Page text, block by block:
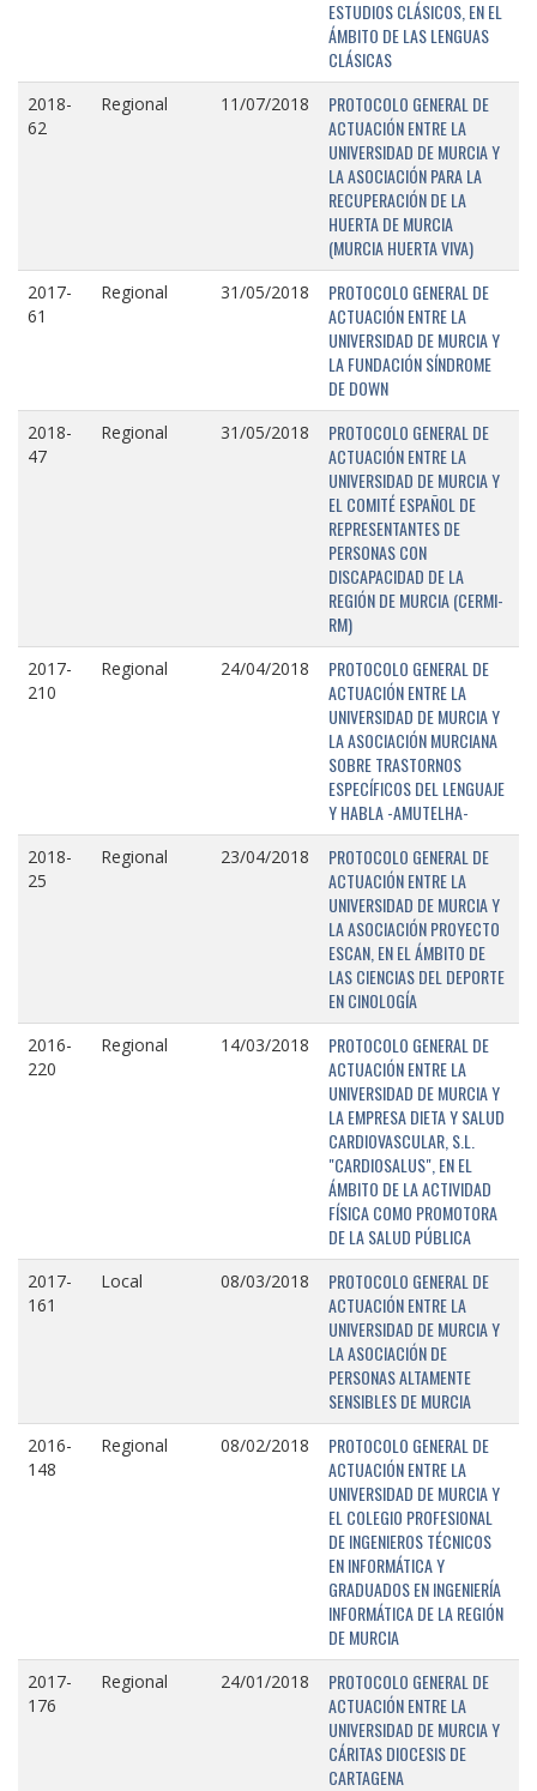
ESTUDIOS CLÁSICOS, EN EL
ÁMBITO DE LAS LENGUAS
CLÁSICAS
2018-
62
Regional 11/07/2018
PROTOCOLO GENERAL DE
ACTUACIÓN ENTRE LA
UNIVERSIDAD DE MURCIA Y
LA ASOCIACIÓN PARA LA
RECUPERACIÓN DE LA
HUERTA DE MURCIA
(MURCIA HUERTA VIVA)
2017-
61
Regional 31/05/2018
PROTOCOLO GENERAL DE
ACTUACIÓN ENTRE LA
UNIVERSIDAD DE MURCIA Y
LA FUNDACIÓN SÍNDROME
DE DOWN
2018-
47
Regional 31/05/2018
PROTOCOLO GENERAL DE
ACTUACIÓN ENTRE LA
UNIVERSIDAD DE MURCIA Y
EL COMITÉ ESPAÑOL DE
REPRESENTANTES DE
PERSONAS CON
DISCAPACIDAD DE LA
REGIÓN DE MURCIA (CERMI-
RM)
2017-
210
Regional 24/04/2018
PROTOCOLO GENERAL DE
ACTUACIÓN ENTRE LA
UNIVERSIDAD DE MURCIA Y
LA ASOCIACIÓN MURCIANA
SOBRE TRASTORNOS
ESPECÍFICOS DEL LENGUAJE
Y HABLA -AMUTELHA-
2018-
25
Regional 23/04/2018
PROTOCOLO GENERAL DE
ACTUACIÓN ENTRE LA
UNIVERSIDAD DE MURCIA Y
LA ASOCIACIÓN PROYECTO
ESCAN, EN EL ÁMBITO DE
LAS CIENCIAS DEL DEPORTE
EN CINOLOGÍA
2016-
220
Regional 14/03/2018
PROTOCOLO GENERAL DE
ACTUACIÓN ENTRE LA
UNIVERSIDAD DE MURCIA Y
LA EMPRESA DIETA Y SALUD
CARDIOVASCULAR, S.L.
"CARDIOSALUS", EN EL
ÁMBITO DE LA ACTIVIDAD
FÍSICA COMO PROMOTORA
DE LA SALUD PÚBLICA
2017-
161
Local 08/03/2018
PROTOCOLO GENERAL DE
ACTUACIÓN ENTRE LA
UNIVERSIDAD DE MURCIA Y
LA ASOCIACIÓN DE
PERSONAS ALTAMENTE
SENSIBLES DE MURCIA
2016-
148
Regional 08/02/2018
PROTOCOLO GENERAL DE
ACTUACIÓN ENTRE LA
UNIVERSIDAD DE MURCIA Y
EL COLEGIO PROFESIONAL
DE INGENIEROS TÉCNICOS
EN INFORMÁTICA Y
GRADUADOS EN INGENIERÍA
INFORMÁTICA DE LA REGIÓN
DE MURCIA
2017-
176
Regional 24/01/2018
PROTOCOLO GENERAL DE
ACTUACIÓN ENTRE LA
UNIVERSIDAD DE MURCIA Y
CÁRITAS DIOCESIS DE
CARTAGENA